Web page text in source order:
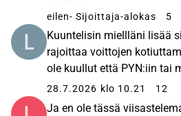
Vietnamissa. Rahaston kohdemaa Vietnam on yksi
Aasian nopeimmin kasvavista
Koronavuosienkin aikana se
talouttaan, ja jatkossa
Viime vuosina Vietnam on
vapaakauppasopimusta, muun
eilen- Sijoittaja-alokas 5
Kuuntelisin miellläni lisää
rajoittaa voittojen
ole kuullut että PYN:iin tai
28.7.2026 klo 10.21 12
Ja en ole tässä